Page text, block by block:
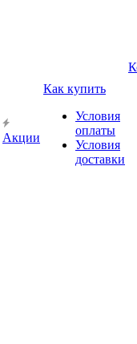
Акции
Как купить
Условия
оплаты
Условия
доставки